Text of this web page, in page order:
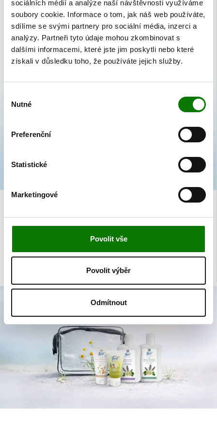
sociálních médií a analýze naší návštěvnosti využíváme
soubory cookie. Informace o tom, jak náš web používáte,
sdílíme se svými partnery pro sociální média, inzerci a
analýzy. Partneři tyto údaje mohou zkombinovat s
dalšími informacemi, které jste jim poskytli nebo které
získali v důsledku toho, že používáte jejich služby.
souhlasu
Nutné
Preferenční
Statistické
Marketingové
Povolit vše
Povolit výběr
Odmítnout
Kolekce Čtyřlístek zdraví
I když jsou letní prázdniny jen v půlce a všichni se ještě těšíme na výlety,
dovolené a posezení na terasách, které máme před sebou, je dobré se
připravit i na příchod podzimu.
AKTUALITY
Mimořádná nabídka
Nahlédněte do nabídky produktů, které není možné běžně zakoupit na